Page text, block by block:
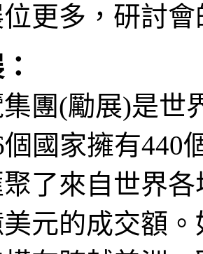
更多，研討
團(勵展)是世
國家擁有440
了來自世界
元的成交額